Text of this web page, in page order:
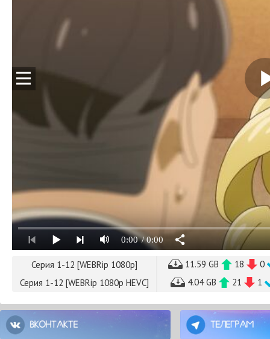
0:00 / 0:00
Серия 1-12 [WEBRip 1080p] 11.59 GB 18
0
Серия 1-12 [WEBRip 1080p HEVC]
4.04 GB 21 1